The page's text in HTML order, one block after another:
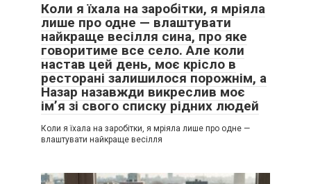
Коли я їхала на заробітки, я мріяла
лише про одне — влаштувати
найкраще весілля сина, про яке
говоритиме все село. Але коли
настав цей день, моє крісло в
ресторані залишилося порожнім, а
Назар назавжди викреслив моє
ім’я зі свого списку рідних людей
Коли я їхала на заробітки, я мріяла лише про одне —
влаштувати найкраще весілля